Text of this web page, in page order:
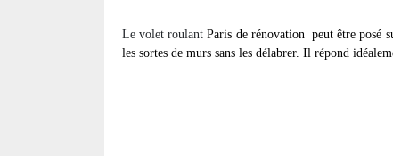
Le volet roulant Paris de rénovation peut être posé
les sortes de murs sans les délabrer. Il répond